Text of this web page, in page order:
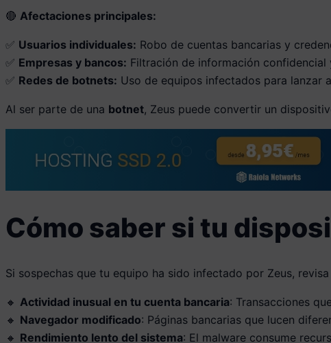
🔴 Afectaciones principales:
✅ Usuarios individuales: Robo de cuentas bancarias y
✅ Empresas y bancos: Filtración de información confidencial
✅ Redes de botnets: Uso de equipos infectados para lanzar
Al ser parte de una botnet, Zeus puede convertir un
Cómo saber si tu
Si sospechas que tu equipo ha sido infectado por Zeus, revisa
🔸 Actividad inusual en tu cuenta bancaria: Transacciones
🔸 Navegador modificado: Páginas bancarias que lucen
🔸 Rendimiento lento del sistema: El malware consume